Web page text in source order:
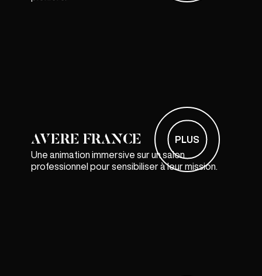
AVERE FRANCE
Une animation immersive sur un salon
professionnel pour sensibiliser à leur mission.
PLUS